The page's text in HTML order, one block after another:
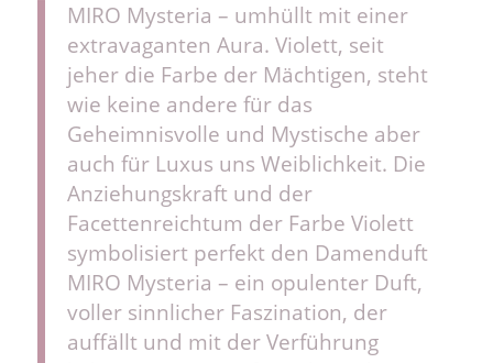
MIRO Mysteria – umhüllt mit einer
extravaganten Aura. Violett, seit
jeher die Farbe der Mächtigen, steht
wie keine andere für das
Geheimnisvolle und Mystische aber
auch für Luxus uns Weiblichkeit. Die
Anziehungskraft und der
Facettenreichtum der Farbe Violett
symbolisiert perfekt den Damenduft
MIRO Mysteria – ein opulenter Duft,
voller sinnlicher Faszination, der
auffällt und mit der Verführung